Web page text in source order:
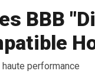
BBB
performance